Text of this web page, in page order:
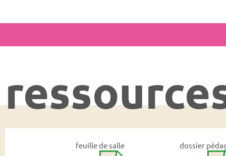
feuille de salle dossier